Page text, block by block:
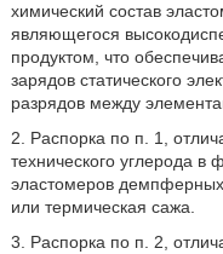
химический состав
являющегося
продуктом, что
зарядов статического
разрядов между
2. Распорка по п. 1,
технического углерода в
эластомеров демпферных
или термическая сажа.
3. Распорка по п. 2,